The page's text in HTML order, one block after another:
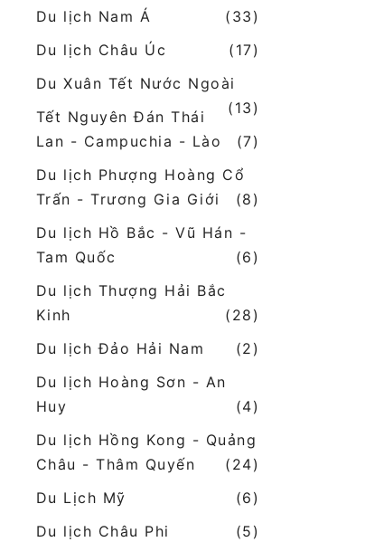
Du lịch Nam Á
(33)
Du lịch Châu Úc
(17)
Du Xuân Tết Nước Ngoài
(13)
Tết Nguyên Đán Thái
Lan - Campuchia - Lào
(7)
Du lịch Phượng Hoàng Cổ
Trấn - Trương Gia Giới
(8)
Du lịch Hồ Bắc - Vũ Hán -
Tam Quốc
(6)
Du lịch Thượng Hải Bắc
Kinh
(28)
Du lịch Đảo Hải Nam
(2)
Du lịch Hoàng Sơn - An
Huy
(4)
Du lịch Hồng Kong - Quảng
Châu - Thâm Quyến
(24)
Du Lịch Mỹ
(6)
Du lịch Châu Phi
(5)